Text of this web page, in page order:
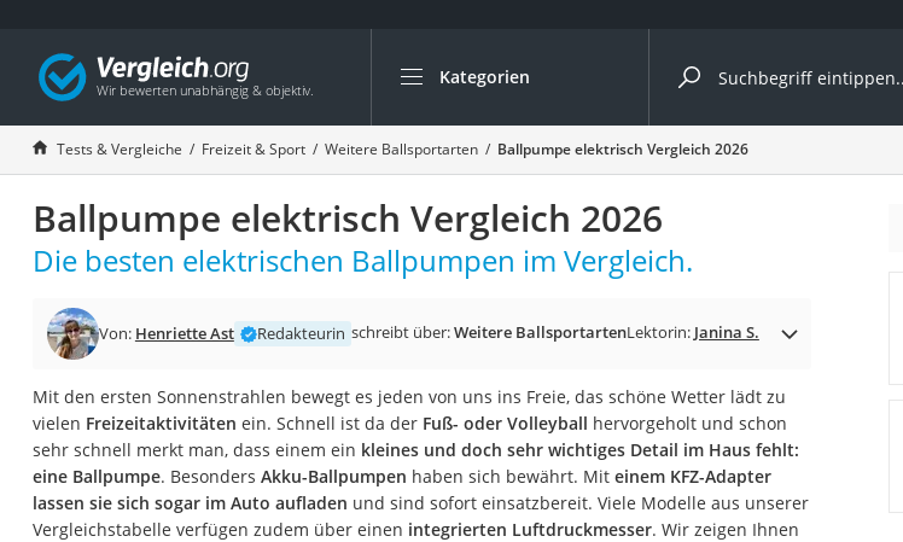
Kategorien
Die beliebtesten Vergleiche nach Kategorie
Freizeit & Sport
Gartentrampolin
Trampolin
Metalldetektor
Eufab-Fahrradträger
Trampolin 366 cm
Aluminium-Koffer
Futterboot
Air Bike
E-Bike-Dreirad
Tests & Vergleiche Freizeit & Sport Weitere Ballsportarten Ballpumpe elektrisch Vergleich 2026
Ballpumpe elektrisch Vergleich 2026
Die besten elektrischen Ballpumpen im Vergleich.
Von: Henriette Ast Redakteurin schreibt über:Weitere BallsportartenLektorin: Janina S.
Mit den ersten Sonnenstrahlen bewegt es jeden von uns ins Freie, das schöne Wetter lädt zu
vielen Freizeitaktivitäten ein. Schnell ist da der Fuß- oder Volleyball hervorgeholt und schon
sehr schnell merkt man, dass einem ein kleines und doch sehr wichtiges Detail im Haus fehlt:
eine Ballpumpe. Besonders Akku-Ballpumpen haben sich bewährt. Mit einem KFZ-Adapter
lassen sie sich sogar im Auto aufladen und sind sofort einsatzbereit. Viele Modelle aus unserer
Vergleichstabelle verfügen zudem über einen integrierten Luftdruckmesser. Wir zeigen Ihnen